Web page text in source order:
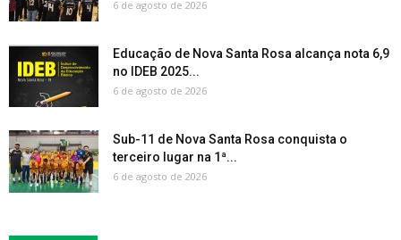
6 de agosto de 2026
Educação de Nova Santa Rosa alcança nota 6,9
no IDEB 2025...
6 de agosto de 2026
Sub-11 de Nova Santa Rosa conquista o
terceiro lugar na 1ª...
6 de agosto de 2026